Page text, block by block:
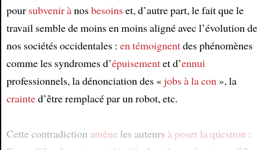
pour subvenir ànosbesoinset, d’autre part, le fait que le
travail semble de moins en moins aligné avec l’évolution de
nos sociétés occidentales : en témoignentdes phénomènes
comme les syndromes d’épuisementet d’ennui
professionnels, la dénonciation des «jobs à la con», la
crainted’être remplacé par un robot, etc.
Cette contradiction amène les auteurs à poser la question :